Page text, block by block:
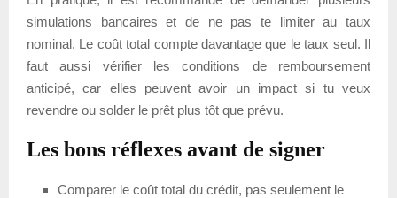
simulations bancaires et de ne pas te limiter au taux
nominal. Le coût total compte davantage que le taux seul. Il
faut aussi vérifier les conditions de remboursement
anticipé, car elles peuvent avoir un impact si tu veux
revendre ou solder le prêt plus tôt que prévu.
Les bons réflexes avant de signer
Comparer le coût total du crédit, pas seulement le